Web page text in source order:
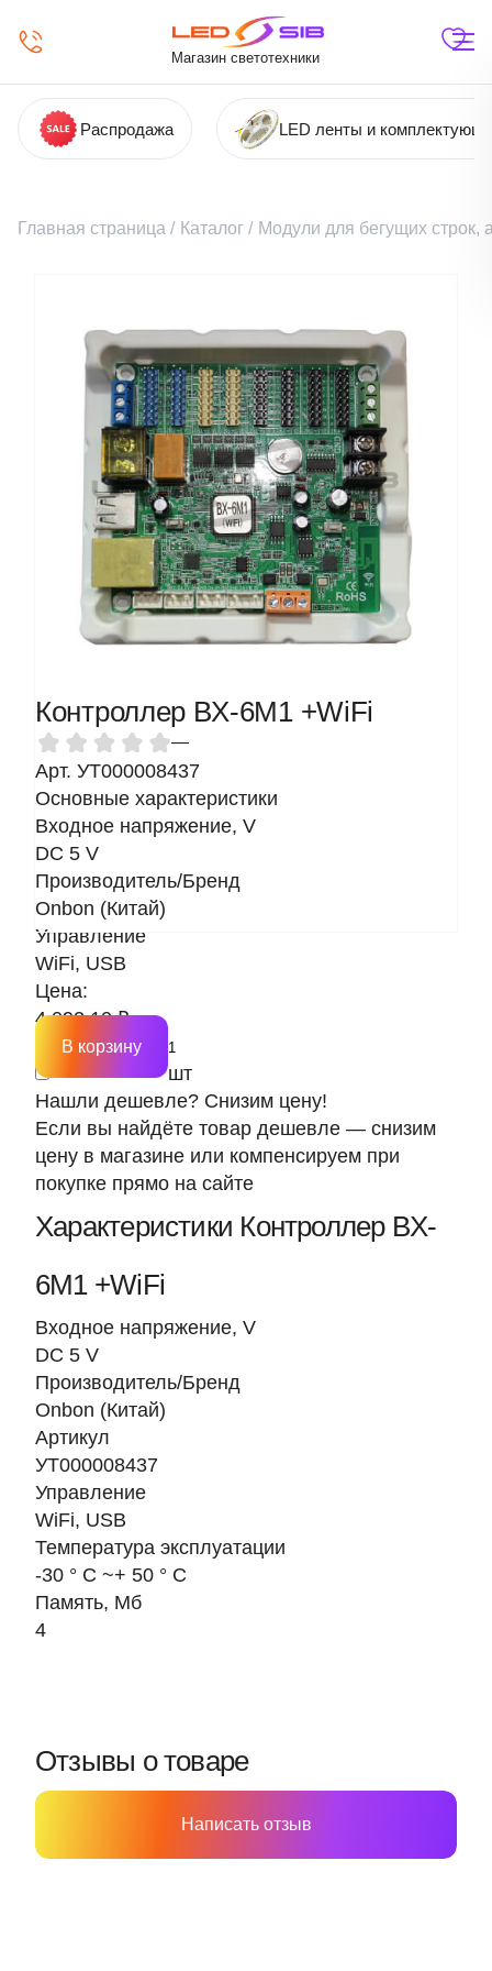
Магазин светотехники
Распродажа LED ленты и
Главная страница / Каталог / Модули для бегущих строк,
Контроллер BX-6M1 +WiFi
—
Арт. УТ000008437
Основные характеристики
Входное напряжение, V
DC 5 V
Производитель/Бренд
Onbon (Китай)
Управление
WiFi, USB
Цена:
4 092.10 ₽
шт
В корзину
Нашли дешевле? Снизим цену!
Если вы найдёте товар дешевле — снизим
цену в магазине или компенсируем при
покупке прямо на сайте
Характеристики Контроллер BX-
6M1 +WiFi
Входное напряжение, V
DC 5 V
Производитель/Бренд
Onbon (Китай)
Артикул
УТ000008437
Управление
WiFi, USB
Температура эксплуатации
-30 ° C ~+ 50 ° C
Память, Мб
4
Отзывы о товаре
Написать отзыв